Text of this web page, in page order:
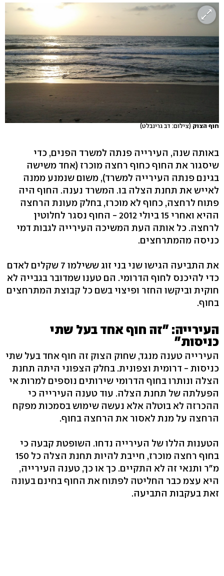
חוף הצוק (צילום: דב גרינבלט)
באותה שנה, העירייה פנתה למשרד הפנים, כדי
שיסגור את החוף כחוף רחצה מוכרז (אחד משישה
בגינם פנתה העירייה למשרד), משום שנמנע ממנה
לאייש את תחנת הצלה בו. המשרד נענה. החוף היה
פתוח לרחצה, כחוף לא מוכרז, בחלק מעונת הרחצה
ההיא ואחרי 15 ביולי 2012 - החוף נסגר לחלוטין
לרחצה. כל אותה העת המשיכה העירייה לגבות דמי
כניסה מהמתרחצים.
את התביעה הגישו שני בני זוג ששילמו 7 שקלים לאדם
כדי להיכנס לחוף הדרומי. הם טענו שמדובר בגבייה לא
חוקית וביקשו החזר ופיצוי בשם כל קבוצת המתרחצים
בחוף.
העירייה: "זה חוף אחד בעל שתי
כניסות"
העירייה טענה מנגד, שחוק הצוק זה חוף אחד בעל שתי
כניסות - דרומית וצפונית. בחלק הצפוני היתה תחנת
הצלה ונותרו בחוף הדרומי שירותים נוספים למרות אי
הפעלתה של תחנת הצלה. עוד טענה העירייה כי
ההכרזה לא בוטלה אלא נעשה שימוש בסמכות מפקח
הרחצה על מנת לאסור את הרחצה בחוף.
הטענות הללו של העירייה נדחו. השופטת קבעה כי
בחוף רחצה מוכרז, חייבת להיות תחנת הצלה כל 150
מ"ר ותנאי זה לא התקיים. כך או כך, טענה העירייה,
היא עצמ כבר החליטה לפתוח את החוף בחינם בעונה
זאת בעקבות התביעה.